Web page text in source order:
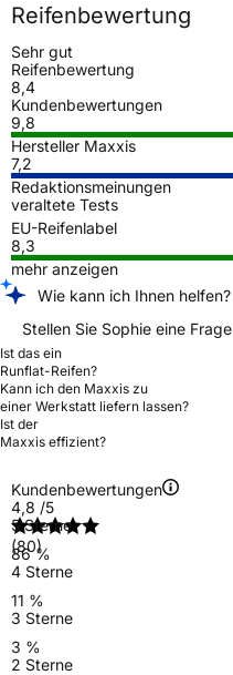
Reifenbewertung
Sehr gut
Reifenbewertung
8,4
Kundenbewertungen
9,8
Hersteller Maxxis
7,2
Redaktionsmeinungen
veraltete Tests
EU-Reifenlabel
8,3
mehr anzeigen
Wie kann ich Ihnen helfen?
Stellen Sie Sophie eine Frage
Ist das ein
Runflat-Reifen?
Kann ich den Maxxis zu
einer Werkstatt liefern lassen?
Ist der
Maxxis effizient?
Kundenbewertungen
4,8 /5
(80)
5 Sterne
86 %
4 Sterne
11 %
3 Sterne
3 %
2 Sterne